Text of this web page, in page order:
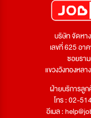
บริษัท จัดหา
เลขที่ 625 อา
ซอยรา
แขวงวังทองหล
ฝ่ายบริการลู
โทร : 02-
อีเมล :